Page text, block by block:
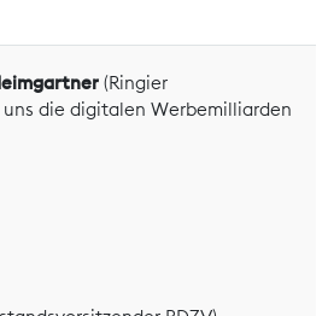
(Ringier
die digitalen Werbemilliarden